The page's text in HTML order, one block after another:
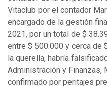
Vitaclub por el contador
encargado de la gestión
2021, por un total de $
entre $ 500.000 y cerca de
la querella, habría
Administración y Finanzas,
confirmado por peritajes